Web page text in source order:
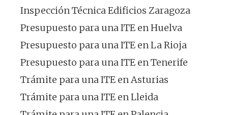
Inspección Técnica Edificios Zaragoza
Presupuesto para una ITE en Huelva
Presupuesto para una ITE en La Rioja
Presupuesto para una ITE en Tenerife
Trámite para una ITE en Asturias
Trámite para una ITE en Lleida